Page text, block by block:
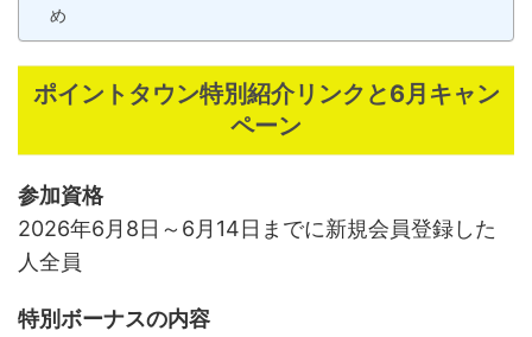
め
ポイントタウン特別紹介リンクと6月キャン
ペーン
参加資格
2026年6月8日～6月14日までに新規会員登録した
人全員
特別ボーナスの内容